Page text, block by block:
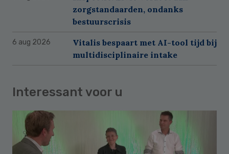
zorgstandaarden, ondanks
bestuurscrisis
6 aug 2026
Vitalis bespaart met AI-tool tijd bij
multidisciplinaire intake
Interessant voor u